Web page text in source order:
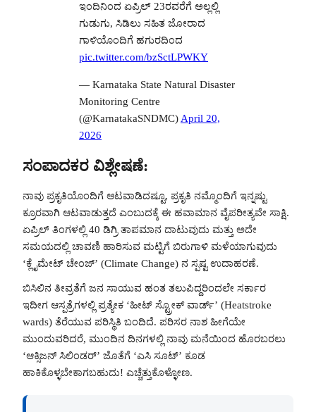
ಇಂದಿನಿಂದ ಏಪ್ರಿಲ್ 23ರವರೆಗೆ ಅಲ್ಲಲ್ಲಿ
ಗುಡುಗು, ಸಿಡಿಲು ಸಹಿತ ಜೋರಾದ
ಗಾಳಿಯೊಂದಿಗೆ ಹಗುರದಿಂದ
pic.twitter.com/bzSctLPWKY
— Karnataka State Natural Disaster
Monitoring Centre
(@KarnatakaSNDMC) April 20,
2026
ಸಂಪಾದಕರ ವಿಶ್ಲೇಷಣೆ:
ನಾವು ಪ್ರಕೃತಿಯೊಂದಿಗೆ ಆಟವಾಡಿದಷ್ಟೂ, ಪ್ರಕೃತಿ ನಮ್ಮೊಂದಿಗೆ ಇನ್ನಷ್ಟು
ಕ್ರೂರವಾಗಿ ಆಟವಾಡುತ್ತದೆ ಎಂಬುದಕ್ಕೆ ಈ ಹವಾಮಾನ ವೈಪರೀತ್ಯವೇ ಸಾಕ್ಷಿ.
ಏಪ್ರಿಲ್ ತಿಂಗಳಲ್ಲಿ 40 ಡಿಗ್ರಿ ತಾಪಮಾನ ದಾಟುವುದು ಮತ್ತು ಅದೇ
ಸಮಯದಲ್ಲಿ ಚಾವಣಿ ಹಾರಿಸುವ ಮಟ್ಟಿಗೆ ಬಿರುಗಾಳಿ ಮಳೆಯಾಗುವುದು
‘ಕ್ಲೈಮೇಟ್ ಚೇಂಜ್’ (Climate Change) ನ ಸ್ಪಷ್ಟ ಉದಾಹರಣೆ.
ಬಿಸಿಲಿನ ತೀವ್ರತೆಗೆ ಜನ ಸಾಯುವ ಹಂತ ತಲುಪಿದ್ದರಿಂದಲೇ ಸರ್ಕಾರ
ಇದೀಗ ಆಸ್ಪತ್ರೆಗಳಲ್ಲಿ ಪ್ರತ್ಯೇಕ ‘ಹೀಟ್ ಸ್ಟ್ರೋಕ್ ವಾರ್ಡ್’ (Heatstroke
wards) ತೆರೆಯುವ ಪರಿಸ್ಥಿತಿ ಬಂದಿದೆ. ಪರಿಸರ ನಾಶ ಹೀಗೆಯೇ
ಮುಂದುವರಿದರೆ, ಮುಂದಿನ ದಿನಗಳಲ್ಲಿ ನಾವು ಮನೆಯಿಂದ ಹೊರಬರಲು
‘ಆಕ್ಸಿಜನ್ ಸಿಲಿಂಡರ್’ ಜೊತೆಗೆ ‘ಎಸಿ ಸೂಟ್’ ಕೂಡ
ಹಾಕಿಕೊಳ್ಳಬೇಕಾಗಬಹುದು! ಎಚ್ಚೆತ್ತುಕೊಳ್ಳೋಣ.